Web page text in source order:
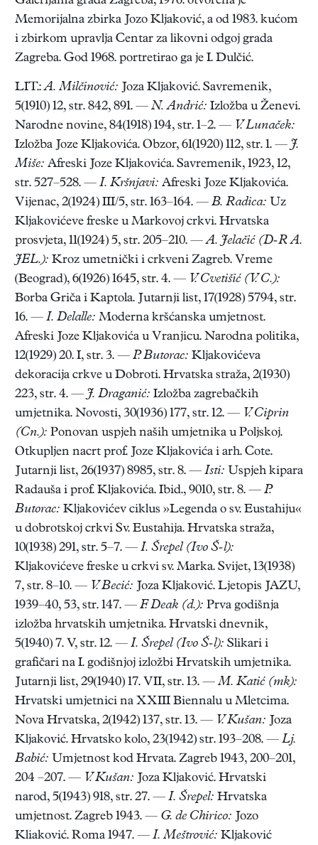
Memorijalna zbirka Jozo Kljaković, a od 1983. kućom
i zbirkom upravlja Centar za likovni odgoj grada
Zagreba. God 1968. portretirao ga je I. Dulčić.
LIT.:A. Milčinović: Joza Kljaković. Savremenik,
5(1910) 12, str. 842, 891. — N. Andrić: Izložba u Ženevi.
Narodne novine, 84(1918) 194, str. 1–2. — V. Lunaček:
Izložba Joze Kljakovića. Obzor, 61(1920) 112, str. 1. — J.
Miše: Afreski Joze Kljakovića. Savremenik, 1923, 12,
str. 527–528. — I. Kršnjavi: Afreski Joze Kljakovića.
Vijenac, 2(1924) III/5, str. 163–164. — B. Radica: Uz
Kljakovićeve freske u Markovoj crkvi. Hrvatska
prosvjeta, 11(1924) 5, str. 205–210. —A. Jelačić (D-R A.
JEL.): Kroz umetnički i crkveni Zagreb. Vreme
(Beograd), 6(1926) 1645, str. 4. — V. Cvetišić (V. C.):
Borba Griča i Kaptola. Jutarnji list, 17(1928) 5794, str.
16. — I. Delalle: Moderna kršćanska umjetnost.
Afreski Joze Kljakovića u Vranjicu. Narodna politika,
12(1929) 20. I, str. 3. — P. Butorac: Kljakovićeva
dekoracija crkve u Dobroti. Hrvatska straža, 2(1930)
223, str. 4. — J. Draganić: Izložba zagrebačkih
umjetnika. Novosti, 30(1936) 177, str. 12. — V. Ciprin
(Cn.): Ponovan uspjeh naših umjetnika u Poljskoj.
Otkupljen nacrt prof. Joze Kljakovića i arh. Cote.
Jutarnji list, 26(1937) 8985, str. 8. — Isti: Uspjeh kipara
Radauša i prof. Kljakovića. Ibid., 9010, str. 8. — P.
Butorac: Kljakovićev ciklus »Legenda o sv. Eustahiju«
u dobrotskoj crkvi Sv. Eustahija. Hrvatska straža,
10(1938) 291, str. 5–7. — I. Šrepel (Ivo Š-l):
Kljakovićeve freske u crkvi sv. Marka. Svijet, 13(1938)
7, str. 8–10. — V. Becić: Joza Kljaković. Ljetopis JAZU,
1939–40, 53, str. 147. — F. Deak (d.): Prva godišnja
izložba hrvatskih umjetnika. Hrvatski dnevnik,
5(1940) 7. V, str. 12. — I. Šrepel (Ivo Š-l): Slikari i
grafičari na I. godišnjoj izložbi Hrvatskih umjetnika.
Jutarnji list, 29(1940) 17. VII, str. 13. —M. Katić (mk):
Hrvatski umjetnici na XXIII Biennalu u Mletcima.
Nova Hrvatska, 2(1942) 137, str. 13. — V. Kušan: Joza
Kljaković. Hrvatsko kolo, 23(1942) str. 193–208. — Lj.
Babić: Umjetnost kod Hrvata. Zagreb 1943, 200–201,
204 –207. — V. Kušan: Joza Kljaković. Hrvatski
narod, 5(1943) 918, str. 27. — I. Šrepel: Hrvatska
umjetnost. Zagreb 1943. — G. de Chirico: Jozo
Kliaković. Roma 1947. — I. Meštrović: Kljaković